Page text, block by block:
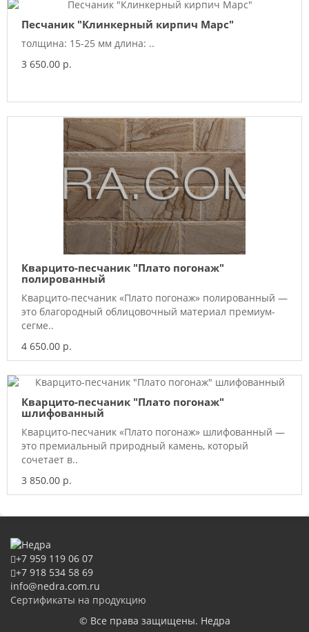
Песчаник "Клинкерный кирпич Марс"
толщина: 15-25 мм длина: ..
3 650.00 р.
Кварцито-песчаник "Плато погонаж"
полированный
Кварцито-песчаник «Плато погонаж» полированный —
это благородный облицовочный материал премиум-
сегме..
4 650.00 р.
Кварцито-песчаник "Плато погонаж"
шлифованный
Кварцито-песчаник «Плато погонаж» шлифованный —
это премиальный природный камень, который
сочетает в..
3 850.00 р.
+7 959 119 06 07
+7 918 534 58 69
info@nedra.com.ru
Сертификаты на продукцию
© Все права защищены. Недра